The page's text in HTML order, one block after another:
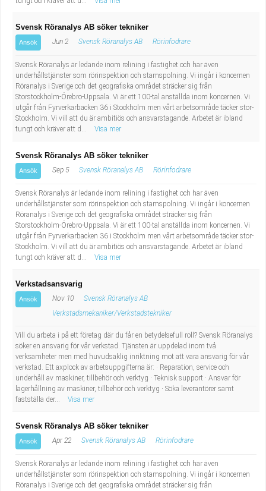
Naturvetenskapligt arbete
Pedagogiskt arbete
Sanering och renhållning
Socialt arbete
Säkerhetsarbete
Tekniskt arbete
Transport
Läkarsekreterare/Vårdadmin/Medicinsk
sekreterare
Lastbilsförare m.fl.
Fastighetsskötare
Informatör/Kommunikatör
Brevbärare
Sjuksköterska, grundutbildad
Kock, storhushåll
Undersköterska, vård- o specialavd. o mottagning
Administrativ assistent
Svensk Röranalys AB söker tekniker
Ansök Jun 2 Svensk Röranalys AB Rörinfodrare
Svensk Röranalys är ledande inom relining i fastighet och har även
underhållstjänster som rörinspektion och stamspolning. Vi ingår i koncernen
Röranalys i Sverige och det geografiska området sträcker sig från
Storstockholm-Örebro-Uppsala. Vi är ett 100-tal anställda inom koncernen. Vi
utgår från Fyrverkarbacken 36 i Stockholm men vårt arbetsområde täcker stor-
Stockholm. Vi vill att du är ambitiös och ansvarstagande. Arbetet är ibland
tungt och kräver att d...
Visa mer
Svensk Röranalys AB söker tekniker
Ansök Sep 5 Svensk Röranalys AB Rörinfodrare
Svensk Röranalys är ledande inom relining i fastighet och har även
underhållstjänster som rörinspektion och stamspolning. Vi ingår i koncernen
Röranalys i Sverige och det geografiska området sträcker sig från
Storstockholm-Örebro-Uppsala. Vi är ett 100-tal anställda inom koncernen. Vi
utgår från Fyrverkarbacken 36 i Stockholm men vårt arbetsområde täcker stor-
Stockholm. Vi vill att du är ambitiös och ansvarstagande. Arbetet är ibland
tungt och kräver att d...
Visa mer
Verkstadsansvarig
Ansök Nov 10
Svensk Röranalys AB
Verkstadsmekaniker/Verkstadstekniker
Vill du arbeta i på ett företag där du får en betydelsefull roll? Svensk Röranalys
söker en ansvarig för vår verkstad. Tjänsten är uppdelad inom två
verksamheter men med huvudsaklig inriktning mot att vara ansvarig för vår
verkstad. Ett axplock av arbetsuppgifterna är: · Reparation, service och
underhåll av maskiner, tillbehör och verktyg · Teknisk support · Ansvar för
lagerhållning av maskiner, tillbehör och verktyg · Söka leverantörer samt
fastställa der...
Visa mer
Svensk Röranalys AB söker tekniker
Ansök Apr 22 Svensk Röranalys AB Rörinfodrare
Svensk Röranalys är ledande inom relining i fastighet och har även
underhållstjänster som rörinspektion och stamspolning. Vi ingår i koncernen
Röranalys i Sverige och det geografiska området sträcker sig från